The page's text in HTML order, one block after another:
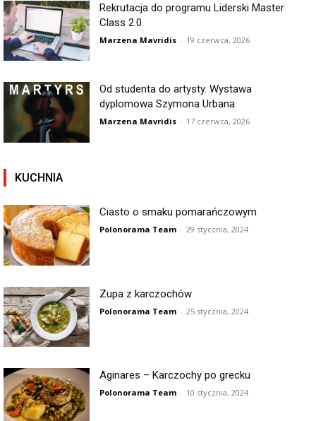
Rekrutacja do programu Liderski Master
Class 2.0
Marzena Mavridis - 19 czerwca, 2026
Od studenta do artysty. Wystawa
dyplomowa Szymona Urbana
Marzena Mavridis - 17 czerwca, 2026
KUCHNIA
Ciasto o smaku pomarańczowym
Polonorama Team - 29 stycznia, 2024
Zupa z karczochów
Polonorama Team - 25 stycznia, 2024
Aginares – Karczochy po grecku
Polonorama Team - 10 stycznia, 2024